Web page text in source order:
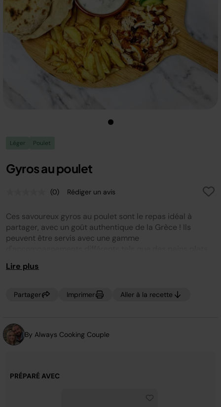
Léger Poulet
Gyros au poulet
Aucune
notation.
Lien
sur
la
(0) Rédiger un avis
Ces savoureux gyros au poulet sont le repas idéal à
partager, avec un goût authentique de la Grèce ! Ils
peuvent être servis avec une gamme
Lire plus
Partager Imprimer Aller à la recette
By Always Cooking Couple
PRÉPARÉ AVEC